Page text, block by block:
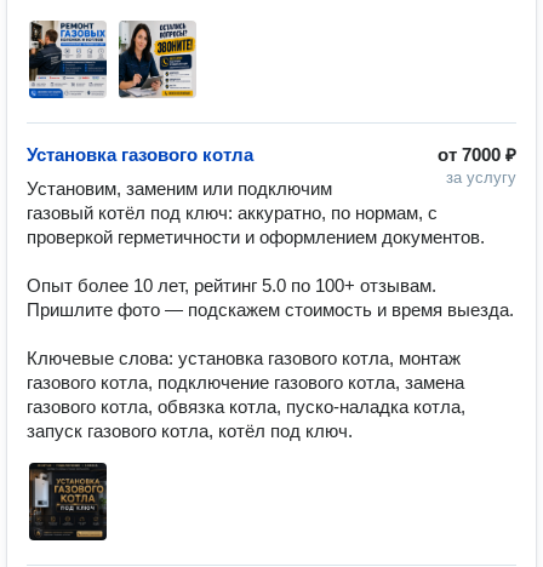
от 7000 ₽
за услугу
Установка газового котла
Установим, заменим или подключим
газовый котёл под ключ: аккуратно, по нормам, с
проверкой герметичности и оформлением документов.
Опыт более 10 лет, рейтинг 5.0 по 100+ отзывам.
Пришлите фото — подскажем стоимость и время выезда.
Ключевые слова: установка газового котла, монтаж
газового котла, подключение газового котла, замена
газового котла, обвязка котла, пуско-наладка котла,
запуск газового котла, котёл под ключ.